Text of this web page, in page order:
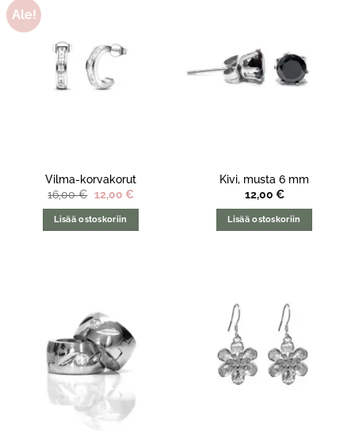
Ale!
Vilma-korvakorut
16,00€ Alkuperäinen
hinta
oli:
16,00 €.
12,00 €Nykyinen
Lisää ostoskoriin
Kivi, musta 6 mm
12,00 €
Lisää ostoskoriin